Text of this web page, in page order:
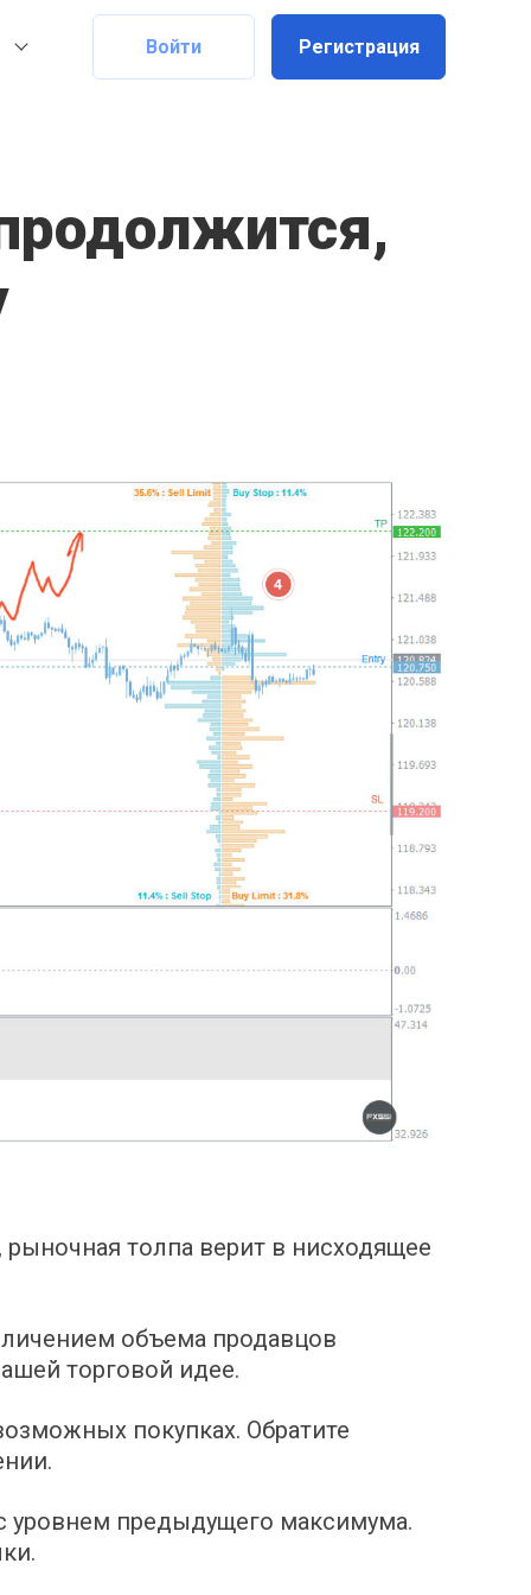
Войти Регистрация
толпа верит в нисходящее
объема продавцов
торговой идее.
покупках. Обратите
уровнем предыдущего максимума.